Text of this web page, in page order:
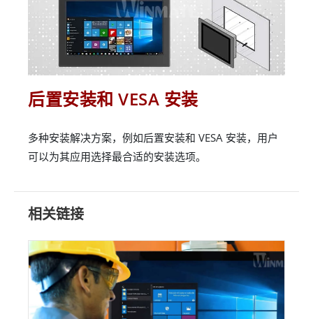
后置安装和 VESA 安装
多种安装解决方案，例如后置安装和 VESA 安装，用户
可以为其应用选择最合适的安装选项。
相关链接